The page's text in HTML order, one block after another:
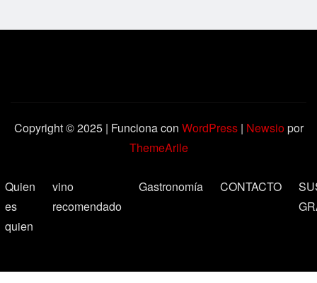
Copyright © 2025 | Funciona con WordPress | Newsiopor
ThemeArile
Quien
es
quien
vino
recomendado
Gastronomía CONTACTO